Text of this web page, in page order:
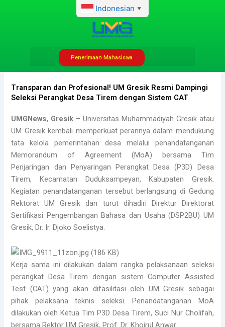
Indonesian ▼
Penerimaan Mahasiswa
Mei 11, 2026 7:00 am
Transparan dan Profesional! UM Gresik Resmi Dampingi
Seleksi Perangkat Desa Tirem dengan Sistem CAT
UMGNews, Gresik – Universitas Muhammadiyah Gresik atau
UM Gresik kembali memperkuat perannya dalam mendukung
tata kelola pemerintahan desa melalui penandatanganan
Memorandum of Agreement (MoA) bersama Tim
Penjaringan dan Penyaringan Perangkat Desa (P3D) Desa
Tirem, Kecamatan Duduksampeyan, Kabupaten Gresik.
Kegiatan penandatanganan tersebut berlangsung di Gedung
Rektorat UM Gresik dan turut dihadiri Direktur Direktorat
Sertifikasi Pengembangan Bahasa dan Usaha (DSP2BU) UM
Gresik, Dr. Ir. Djoko Soelistya.
Kerja sama ini dilakukan dalam rangka pelaksanaan seleksi
perangkat Desa Tirem dengan sistem Computer Assisted
Test (CAT) yang akan difasilitasi oleh UM Gresik sebagai
pihak pelaksana teknis seleksi. Penandatanganan MoA
dilakukan oleh Ketua Tim P3D Desa Tirem, Suci Nur Cholifah,
bersama Rektor UM Gresik, Prof. Dr. Khoirul Anwar.